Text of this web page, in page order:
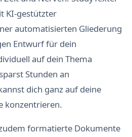
KI-gestützter
automatisierten Gliederung
Entwurf für dein
auf dein Thema
Stunden an
dich ganz auf deine
konzentrieren.
formatierte Dokumente